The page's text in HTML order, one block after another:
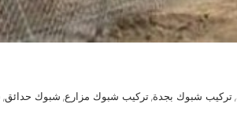
,تركيب شبوك بجدة,تركيب شبوك مزارع, شبوك حدائق,